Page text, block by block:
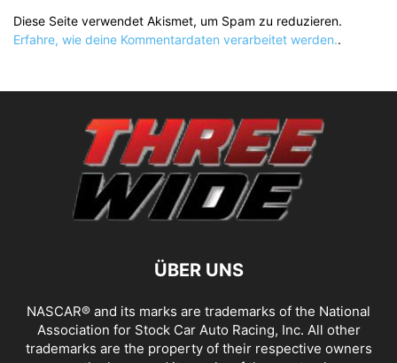
Diese Seite verwendet Akismet, um Spam zu reduzieren.
Erfahre, wie deine Kommentardaten verarbeitet werden..
ÜBER UNS
NASCAR® and its marks are trademarks of the National
Association for Stock Car Auto Racing, Inc. All other
trademarks are the property of their respective owners